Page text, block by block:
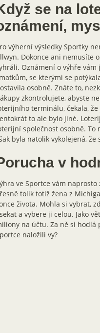
se na
výherní výsledky Sportky
Dokonce ani nemusíte
Oznámení o výhře
se kterými se
osobně. Znáte to,
zkontrolujete, abyste
terminálu, čekala,
to ale bylo jiné.
společnost osobně.
byla natolik vykolejená,
v
ve Sportce vám
tolik totiž žena z
života. Mohla si vybrat,
a vybere ji celou. Jako
na účtu. Za ně si
naložili vy?